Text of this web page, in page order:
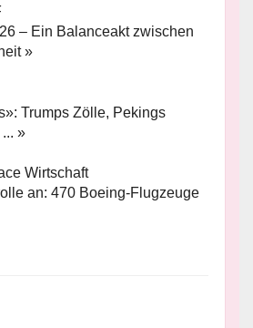
– Ein Balanceakt zwischen
»
Trumps Zölle, Pekings
»
an: 470 Boeing-Flugzeuge